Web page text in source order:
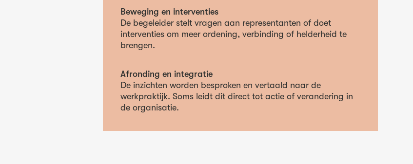
Beweging en interventies
De begeleider stelt vragen aan representanten of doet
interventies om meer ordening, verbinding of helderheid te
brengen.
Afronding en integratie
De inzichten worden besproken en vertaald naar de
werkpraktijk. Soms leidt dit direct tot actie of verandering in
de organisatie.